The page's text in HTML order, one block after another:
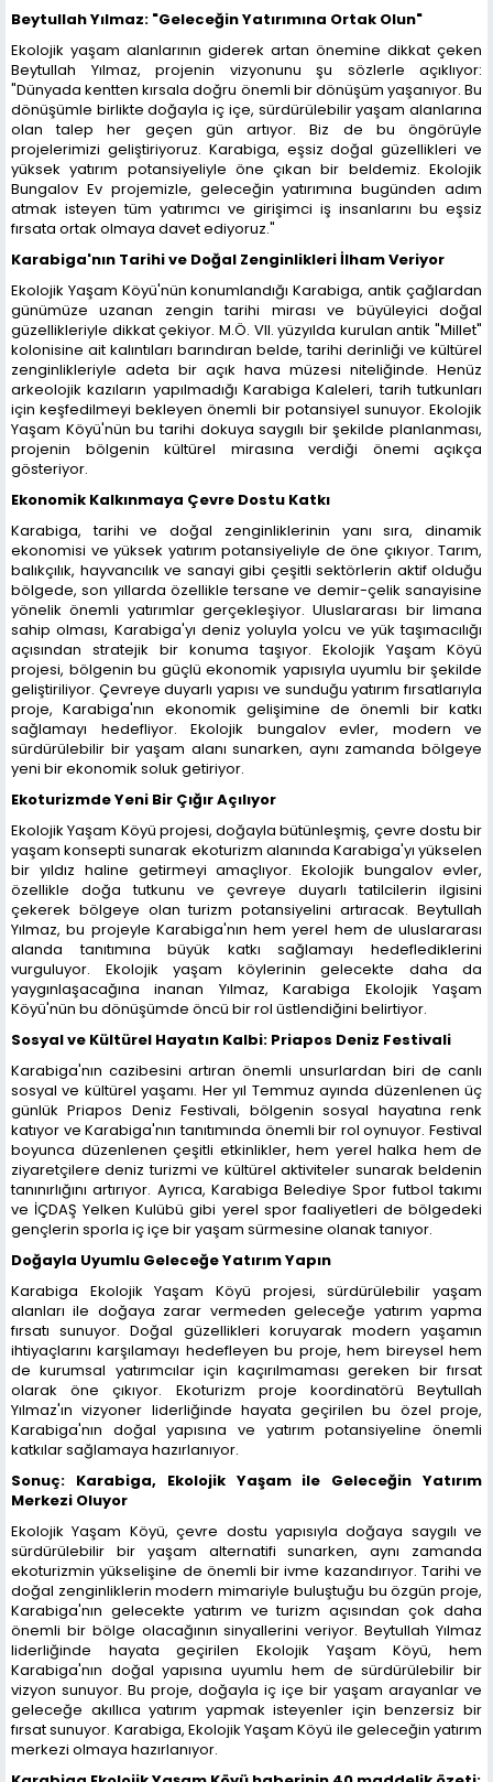
Beytullah Yılmaz: "Geleceğin Yatırımına Ortak Olun"
Ekolojik yaşam alanlarının giderek artan önemine dikkat çeken
Beytullah Yılmaz, projenin vizyonunu şu sözlerle açıklıyor:
"Dünyada kentten kırsala doğru önemli bir dönüşüm yaşanıyor. Bu
dönüşümle birlikte doğayla iç içe, sürdürülebilir yaşam alanlarına
olan talep her geçen gün artıyor. Biz de bu öngörüyle
projelerimizi geliştiriyoruz. Karabiga, eşsiz doğal güzellikleri ve
yüksek yatırım potansiyeliyle öne çıkan bir beldemiz. Ekolojik
Bungalov Ev projemizle, geleceğin yatırımına bugünden adım
atmak isteyen tüm yatırımcı ve girişimci iş insanlarını bu eşsiz
fırsata ortak olmaya davet ediyoruz."
Karabiga'nın Tarihi ve Doğal Zenginlikleri İlham Veriyor
Ekolojik Yaşam Köyü'nün konumlandığı Karabiga, antik çağlardan
günümüze uzanan zengin tarihi mirası ve büyüleyici doğal
güzellikleriyle dikkat çekiyor. M.Ö. VII. yüzyılda kurulan antik "Millet"
kolonisine ait kalıntıları barındıran belde, tarihi derinliği ve kültürel
zenginlikleriyle adeta bir açık hava müzesi niteliğinde. Henüz
arkeolojik kazıların yapılmadığı Karabiga Kaleleri, tarih tutkunları
için keşfedilmeyi bekleyen önemli bir potansiyel sunuyor. Ekolojik
Yaşam Köyü'nün bu tarihi dokuya saygılı bir şekilde planlanması,
projenin bölgenin kültürel mirasına verdiği önemi açıkça
gösteriyor.
Ekonomik Kalkınmaya Çevre Dostu Katkı
Karabiga, tarihi ve doğal zenginliklerinin yanı sıra, dinamik
ekonomisi ve yüksek yatırım potansiyeliyle de öne çıkıyor. Tarım,
balıkçılık, hayvancılık ve sanayi gibi çeşitli sektörlerin aktif olduğu
bölgede, son yıllarda özellikle tersane ve demir-çelik sanayisine
yönelik önemli yatırımlar gerçekleşiyor. Uluslararası bir limana
sahip olması, Karabiga'yı deniz yoluyla yolcu ve yük taşımacılığı
açısından stratejik bir konuma taşıyor. Ekolojik Yaşam Köyü
projesi, bölgenin bu güçlü ekonomik yapısıyla uyumlu bir şekilde
geliştiriliyor. Çevreye duyarlı yapısı ve sunduğu yatırım fırsatlarıyla
proje, Karabiga'nın ekonomik gelişimine de önemli bir katkı
sağlamayı hedefliyor. Ekolojik bungalov evler, modern ve
sürdürülebilir bir yaşam alanı sunarken, aynı zamanda bölgeye
yeni bir ekonomik soluk getiriyor.
Ekoturizmde Yeni Bir Çığır Açılıyor
Ekolojik Yaşam Köyü projesi, doğayla bütünleşmiş, çevre dostu bir
yaşam konsepti sunarak ekoturizm alanında Karabiga'yı yükselen
bir yıldız haline getirmeyi amaçlıyor. Ekolojik bungalov evler,
özellikle doğa tutkunu ve çevreye duyarlı tatilcilerin ilgisini
çekerek bölgeye olan turizm potansiyelini artıracak. Beytullah
Yılmaz, bu projeyle Karabiga'nın hem yerel hem de uluslararası
alanda tanıtımına büyük katkı sağlamayı hedeflediklerini
vurguluyor. Ekolojik yaşam köylerinin gelecekte daha da
yaygınlaşacağına inanan Yılmaz, Karabiga Ekolojik Yaşam
Köyü'nün bu dönüşümde öncü bir rol üstlendiğini belirtiyor.
Sosyal ve Kültürel Hayatın Kalbi: Priapos Deniz Festivali
Karabiga'nın cazibesini artıran önemli unsurlardan biri de canlı
sosyal ve kültürel yaşamı. Her yıl Temmuz ayında düzenlenen üç
günlük Priapos Deniz Festivali, bölgenin sosyal hayatına renk
katıyor ve Karabiga'nın tanıtımında önemli bir rol oynuyor. Festival
boyunca düzenlenen çeşitli etkinlikler, hem yerel halka hem de
ziyaretçilere deniz turizmi ve kültürel aktiviteler sunarak beldenin
tanınırlığını artırıyor. Ayrıca, Karabiga Belediye Spor futbol takımı
ve İÇDAŞ Yelken Kulübü gibi yerel spor faaliyetleri de bölgedeki
gençlerin sporla iç içe bir yaşam sürmesine olanak tanıyor.
Doğayla Uyumlu Geleceğe Yatırım Yapın
Karabiga Ekolojik Yaşam Köyü projesi, sürdürülebilir yaşam
alanları ile doğaya zarar vermeden geleceğe yatırım yapma
fırsatı sunuyor. Doğal güzellikleri koruyarak modern yaşamın
ihtiyaçlarını karşılamayı hedefleyen bu proje, hem bireysel hem
de kurumsal yatırımcılar için kaçırılmaması gereken bir fırsat
olarak öne çıkıyor. Ekoturizm proje koordinatörü Beytullah
Yılmaz'ın vizyoner liderliğinde hayata geçirilen bu özel proje,
Karabiga'nın doğal yapısına ve yatırım potansiyeline önemli
katkılar sağlamaya hazırlanıyor.
Sonuç: Karabiga, Ekolojik Yaşam ile Geleceğin Yatırım
Merkezi Oluyor
Ekolojik Yaşam Köyü, çevre dostu yapısıyla doğaya saygılı ve
sürdürülebilir bir yaşam alternatifi sunarken, aynı zamanda
ekoturizmin yükselişine de önemli bir ivme kazandırıyor. Tarihi ve
doğal zenginliklerin modern mimariyle buluştuğu bu özgün proje,
Karabiga'nın gelecekte yatırım ve turizm açısından çok daha
önemli bir bölge olacağının sinyallerini veriyor. Beytullah Yılmaz
liderliğinde hayata geçirilen Ekolojik Yaşam Köyü, hem
Karabiga'nın doğal yapısına uyumlu hem de sürdürülebilir bir
vizyon sunuyor. Bu proje, doğayla iç içe bir yaşam arayanlar ve
geleceğe akıllıca yatırım yapmak isteyenler için benzersiz bir
fırsat sunuyor. Karabiga, Ekolojik Yaşam Köyü ile geleceğin yatırım
merkezi olmaya hazırlanıyor.